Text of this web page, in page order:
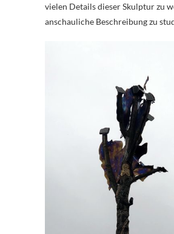
vielen Details dieser Skulptur zu
anschauliche Beschreibung zu